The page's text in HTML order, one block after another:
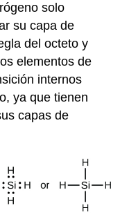
solo
su capa de
del octeto y
elementos de
internos
ya que tienen
capas de